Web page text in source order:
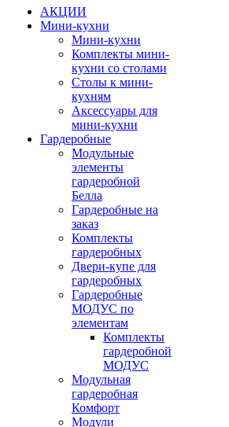
АКЦИИ
Мини-кухни
Мини-кухни
Комплекты мини-
кухни со столами
Столы к мини-
кухням
Аксессуары для
мини-кухни
Гардеробные
Модульные
элементы
гардеробной
Белла
Гардеробные на
заказ
Комплекты
гардеробных
Двери-купе для
гардеробных
Гардеробные
МОДУС по
элементам
Комплекты
гардеробной
МОДУС
Модульная
гардеробная
Комфорт
Модули